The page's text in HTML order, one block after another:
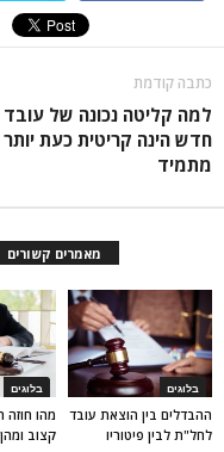
כתבה קודמת
למה קליטה נכונה של עובד
חדש הינה קריטית כעת יותר
מתמיד
מאמרים קשורים
בלוגים
מהו חוזה
קצוב
בלוגים
ההבדלים בין הוצאת עובד
לחל"ת לבין פיטוריו